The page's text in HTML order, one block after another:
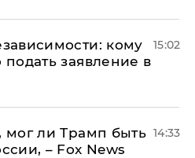
кому
заявление в
15:02
мог ли Трамп быть
– Fox News
14:33